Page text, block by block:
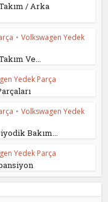
/ Arka
• Volkswagen Yedek
Ve...
Yedek Parça
• Volkswagen Yedek
Bakım...
Yedek Parça